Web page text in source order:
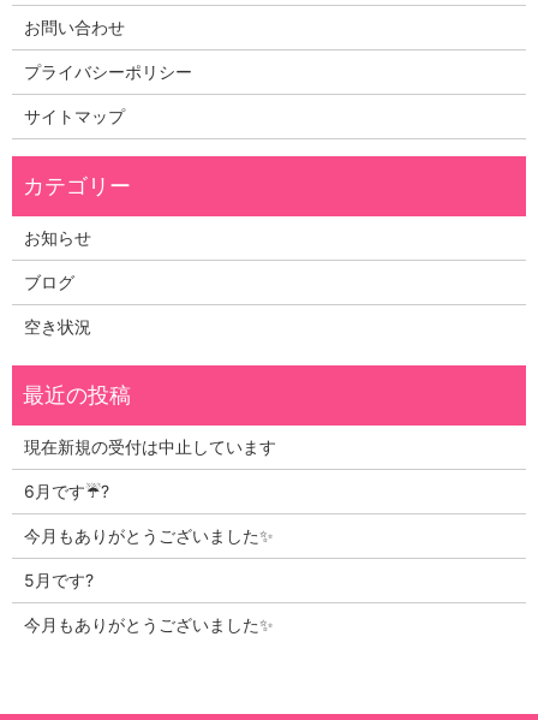
お問い合わせ
プライバシーポリシー
サイトマップ
お知らせ
ブログ
空き状況
現在新規の受付は中止しています
6月です☔?
今月もありがとうございました✨
5月です?
今月もありがとうございました✨